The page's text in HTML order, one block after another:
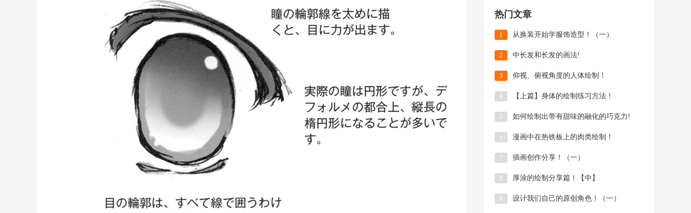
热门文章
1 从换装开始学服饰造型！（一）
2 中长发和长发的画法!
3 仰视、俯视角度的人体绘制！
4 【上篇】身体的绘制练习方法！
5 如何绘制出带有甜味的融化的巧克力!
6 漫画中在热铁板上的肉类绘制！
7 插画创作分享！（一）
8 厚涂的绘制分享篇！【中】
9 ​设计我们自己的原创角色！（一）